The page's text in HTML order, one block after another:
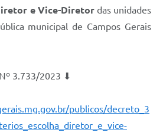
e Vice-Diretordas unidades
municipal de Campos Gerais
3.733/2023 ⬇
publicos/decreto_3